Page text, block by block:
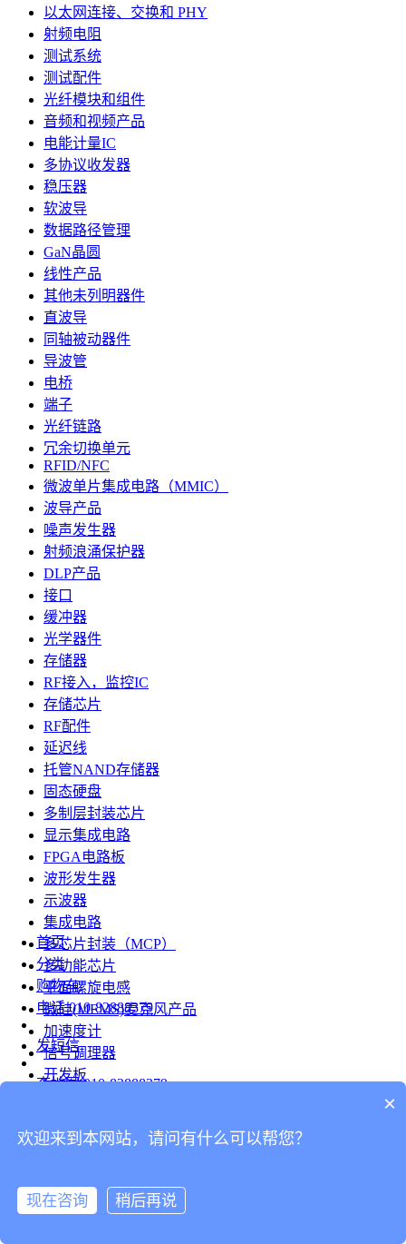
以太网连接、交换和 PHY
射频电阻
测试系统
测试配件
光纤模块和组件
音频和视频产品
电能计量IC
多协议收发器
稳压器
软波导
数据路径管理
GaN晶圆
线性产品
其他未列明器件
直波导
同轴被动器件
导波管
电桥
端子
光纤链路
冗余切换单元
RFID/NFC
微波单片集成电路（MMIC）
波导产品
噪声发生器
射频浪涌保护器
DLP产品
接口
缓冲器
光学器件
存储器
RF接入，监控IC
存储芯片
RF配件
延迟线
托管NAND存储器
固态硬盘
多制层封装芯片
显示集成电路
FPGA电路板
波形发生器
示波器
集成电路
多芯片封装（MCP）
多功能芯片
平面螺旋电感
微硅(MEMS)麦克风产品
加速度计
信号调理器
开发板
台式仪表
连接器
首页
分类
购物车
电话 010-82888379
发短信
查地图 010-82888379
分享
×
欢迎来到本网站，请问有什么可以帮您？
现在咨询 稍后再说